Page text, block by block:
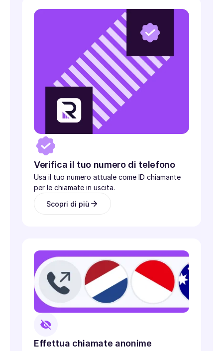
Verifica il tuo numero di telefono
Usa il tuo numero attuale come ID chiamante
per le chiamate in uscita.
Scopri di più
Effettua chiamate anonime